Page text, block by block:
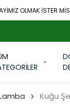
OLMAK İSTER
Kuğu